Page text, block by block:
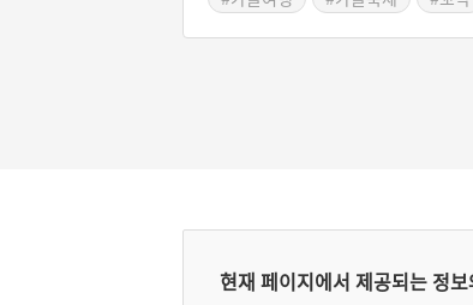
현재 페이지에서 제공되는 정